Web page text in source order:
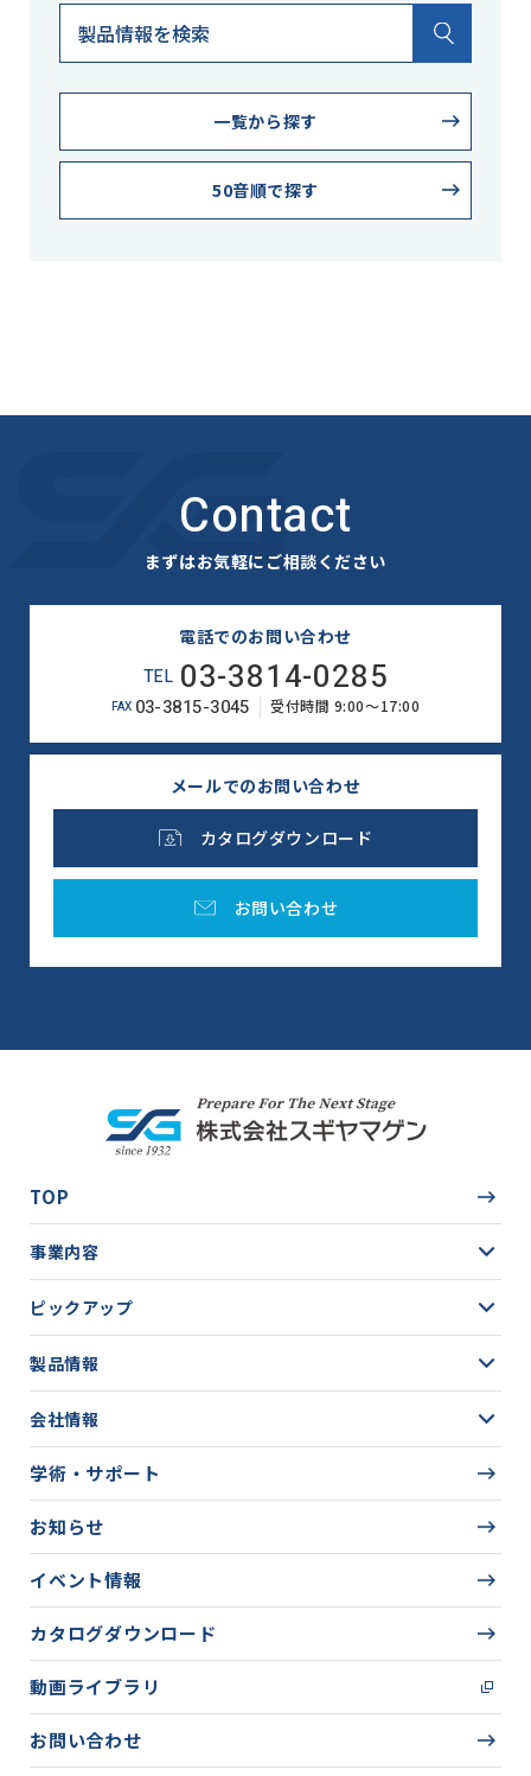
一覧から探す
50音順で探す
Contact
まずはお気軽にご相談ください
電話でのお問い合わせ
TEL 03-3814-0285
FAX 03-3815-3045 受付時間 9:00～17:00
メールでのお問い合わせ
カタログダウンロード
お問い合わせ
TOP
事業内容
ピックアップ
製品情報
会社情報
学術・サポート
お知らせ
イベント情報
カタログダウンロード
動画ライブラリ
お問い合わせ